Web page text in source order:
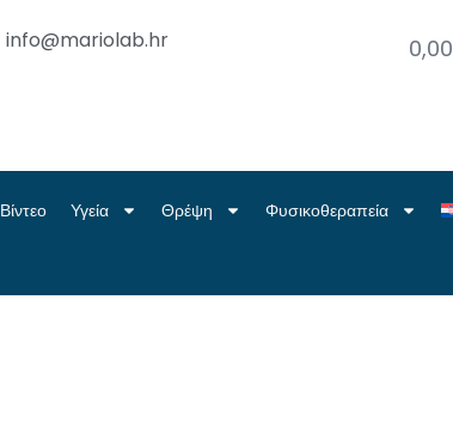
info@mariolab.hr 0,00
Βίντεο Υγεία Θρέψη Φυσικοθεραπεία